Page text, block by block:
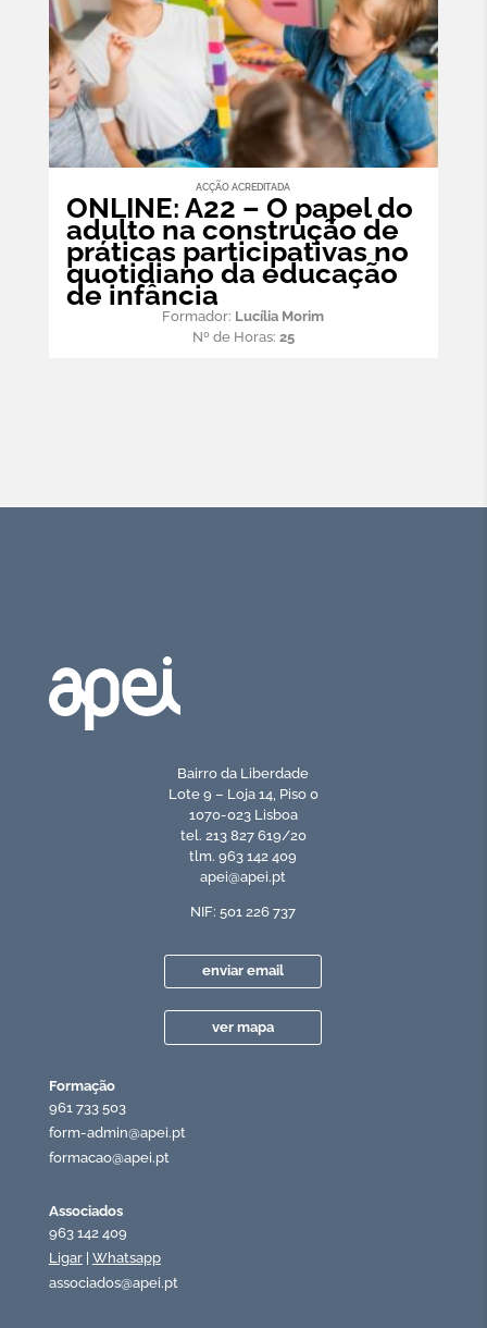
ACÇÃO ACREDITADA
ONLINE: A22 – O papel do
adulto na construção de
práticas participativas no
quotidiano da educação
de infância
Formador: Lucília Morim
Nº de Horas: 25
Bairro da Liberdade
Lote 9 – Loja 14, Piso 0
1070-023 Lisboa
tel. 213 827 619/20
tlm. 963 142 409
apei@apei.pt
NIF: 501 226 737
enviar email
ver mapa
Formação
961 733 503
form-admin@apei.pt
formacao@apei.pt
Associados
963 142 409
Ligar| Whatsapp
associados@apei.pt